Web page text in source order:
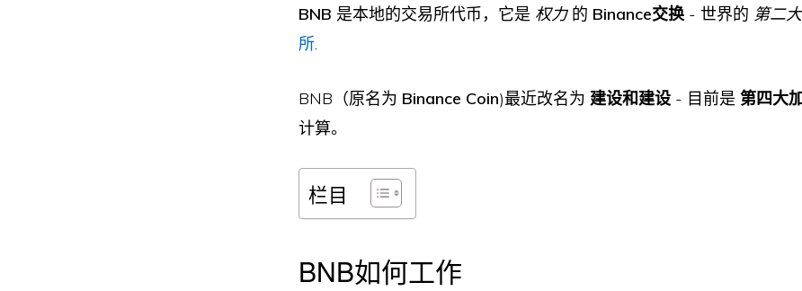
BNB 是本地的交易所代币，它是 权力的 Binance交换- 世界的 第二
所.
BNB（原名为 Binance Coin)最近改名为 建设和建设 - 目前是 第四大
计算。
栏目
BNB如何工作